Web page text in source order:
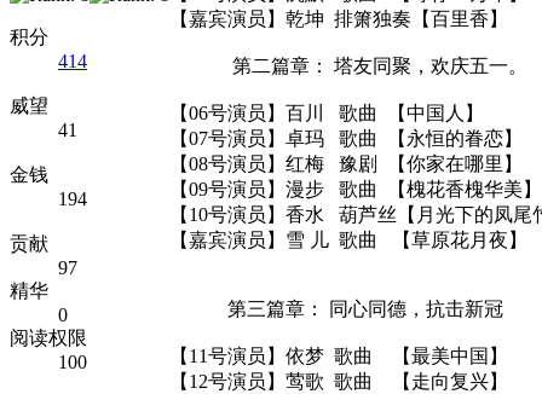
积分
414
威望
41
金钱
194
贡献
97
精华
0
阅读权限
100
【嘉宾演员】乾坤 排箫独奏【百里香】
第二篇章： 塔友同聚，欢庆五一。
【06号演员】百川 歌曲 【中国人】
【07号演员】卓玛 歌曲 【永恒的眷恋】
【08号演员】红梅 豫剧 【你家在哪里】
【09号演员】漫步 歌曲 【槐花香槐华美】
【10号演员】香水 葫芦丝【月光下的凤尾
【嘉宾演员】雪 儿 歌曲 【草原花月夜】
第三篇章： 同心同德，抗击新冠
【11号演员】依梦 歌曲 【最美中国】
【12号演员】莺歌 歌曲 【走向复兴】